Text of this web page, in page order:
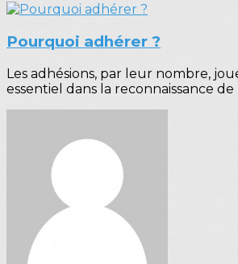
Pourquoi adhérer ?
Les adhésions, par leur nombre,
essentiel dans la reconnaissance de